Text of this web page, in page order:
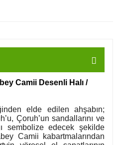
Camii Desenli Halı /
elde edilen ahşabın;
Çoruh’un sandallarını ve
sembolize edecek şekilde
Camii kabartmalarından